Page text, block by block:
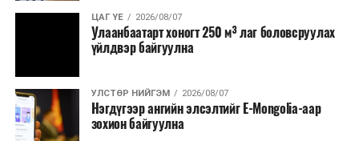
Олон улсын марафоны тэмцээнүүд дундаас нэр
хүндээрээ тэргүүлэх энэхүү уралдаанд оролцохын
тулд гүйгчид тодорхой босго хугацаа давсан байх
шаардлагатай нь онцлог юм.
ЦАГ ҮЕ 2026/08/07
Улаанбаатарт хоногт 250 м³ лаг боловсруулах
үйлдвэр байгуулна
УЛСТӨР НИЙГЭМ 2026/08/07
Нэгдүгээр ангийн элсэлтийг E-Mongolia-аар
зохион байгуулна